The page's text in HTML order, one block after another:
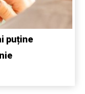
puține